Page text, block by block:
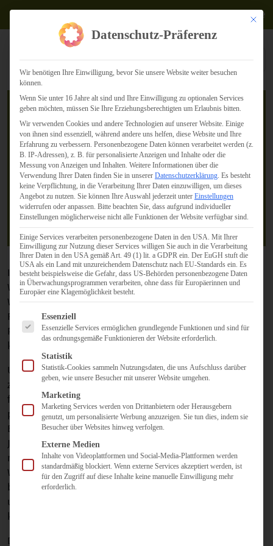
Termine
Twitter, Facebook und Co –
der Datenschutz und die
Privatsphäre
29. März 2011
In diesen Tagen bin ich viel unterwegs und halte Vorträge,
Workshops und Keynotes über verschiedene Themen des
Web 2.0. Ganz oben dabei sind die Fragen rund um
Facebook und die Erkenntnis, dass man um diese
Plattform heute in keinem Bereich mehr drum herum
kommt.
Und auch die Gegenwehr sich diesem Trend noch länger
zu widersetzen ist kaum noch spürbar im Vergleich zu
früher und da steht man dann als Referent manchmal
plötzlich ganz alleine da, wenn man proaktiv zum
Beispiel das Thema Datenschutz ins Spiel bringen will.
Jahrelang hat man Schulungsgruppen davon überzeugen
müssen, dass eine 3stündige Diskussion in der kleinen
Workshop-Gruppe über die Datenkrake Google gar nichts
bewirkt und am Ende für alle die Schulung
unbefriedigend ist, wenn man sich nur mit den negativ
kritischen Bereichen des Web 2.0 beschäftigt.
Doch wenn Datenschutz heute nicht mehr explizit im
Mit
Datenschutz-Präferenz
Wir benötigen Ihre Einwilligung, bevor Sie unsere Website weiter besuchen
können.
Wenn Sie unter 16 Jahre alt sind und Ihre Einwilligung zu optionalen Services
geben möchten, müssen Sie Ihre Erziehungsberechtigten um Erlaubnis bitten.
Wir verwenden Cookies und andere Technologien auf unserer Website. Einige
von ihnen sind essenziell, während andere uns helfen, diese Website und Ihre
Erfahrung zu verbessern. Personenbezogene Daten können verarbeitet werden (z.
B. IP-Adressen), z. B. für personalisierte Anzeigen und Inhalte oder die
Messung von Anzeigen und Inhalten. Weitere Informationen über die
Verwendung Ihrer Daten finden Sie in unserer Datenschutzerklärung. Es besteht
keine Verpflichtung, in die Verarbeitung Ihrer Daten einzuwilligen, um dieses
Angebot zu nutzen. Sie können Ihre Auswahl jederzeit unter Einstellungen
widerrufen oder anpassen. Bitte beachten Sie, dass aufgrund individueller
Einstellungen möglicherweise nicht alle Funktionen der Website verfügbar sind.
Einige Services verarbeiten personenbezogene Daten in den USA. Mit Ihrer
Einwilligung zur Nutzung dieser Services willigen Sie auch in die Verarbeitung
Ihrer Daten in den USA gemäß Art. 49 (1) lit. a GDPR ein. Der EuGH stuft die
USA als ein Land mit unzureichendem Datenschutz nach EU-Standards ein. Es
besteht beispielsweise die Gefahr, dass US-Behörden personenbezogene Daten
in Überwachungsprogrammen verarbeiten, ohne dass für Europäerinnen und
Europäer eine Klagemöglichkeit besteht.
Es folgt eine Liste der Service-Gruppen, für die eine
Essenziell
Essenzielle Services ermöglichen grundlegende Funktionen und sind für
das ordnungsgemäße Funktionieren der Website erforderlich.
Statistik
Statistik-Cookies sammeln Nutzungsdaten, die uns Aufschluss darüber
geben, wie unsere Besucher mit unserer Website umgehen.
Marketing
Marketing Services werden von Drittanbietern oder Herausgebern
genutzt, um personalisierte Werbung anzuzeigen. Sie tun dies, indem sie
Besucher über Websites hinweg verfolgen.
Externe Medien
Inhalte von Videoplattformen und Social-Media-Plattformen werden
standardmäßig blockiert. Wenn externe Services akzeptiert werden, ist
für den Zugriff auf diese Inhalte keine manuelle Einwilligung mehr
erforderlich.